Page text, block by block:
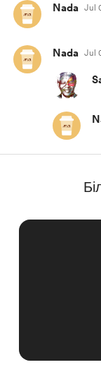
Nada Jul
Nada Jul